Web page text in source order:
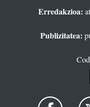
Erredakzioa:
Publizitatea: